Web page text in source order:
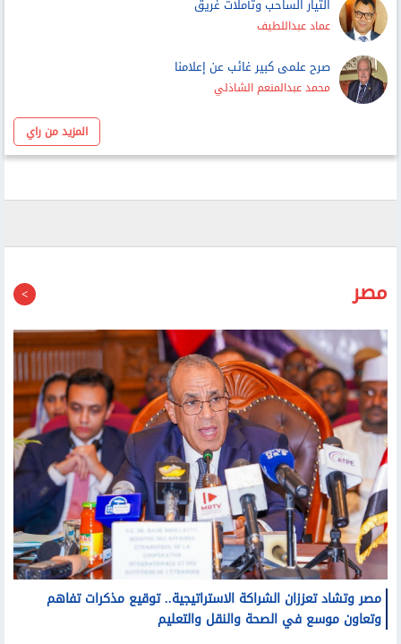
التيار الساحب وتأملات غريق
عماد عبداللطيف
صرح علمى كبير غائب عن إعلامنا
محمد عبدالمنعم الشاذلي
المزيد من راي
مصر
مصر وتشاد تعززان الشراكة الاستراتيجية.. توقيع مذكرات تفاهم
وتعاون موسع في الصحة والنقل والتعليم